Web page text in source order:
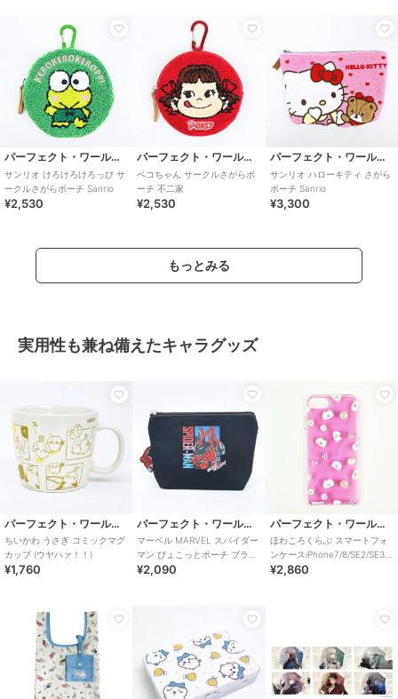
パーフェクト・ワールド・トーキョー
サンリオ けろけろけろっぴ サ
ークルさがらポーチ Sanrio
¥2,530
パーフェクト・ワールド・トーキョー
ペコちゃん サークルさがらポ
ーチ 不二家
¥2,530
パーフェクト・ワールド・トーキョー
サンリオ ハローキティ さがら
ポーチ Sanrio
¥3,300
もっとみる
実用性も兼ね備えたキャラグッズ
パーフェクト・ワールド・トーキョー
ちいかわ うさぎ コミックマグ
カップ (ウヤハァ！！)
¥1,760
パーフェクト・ワールド・トーキョー
マーベル MARVEL スパイダー
マン ぴょこっとポーチ ブラッ
ク
¥2,090
パーフェクト・ワールド・トーキョー
ほわころくらぶ スマートフォ
ンケースiPhone7/8/SE2/SE3
フルーツ スマホ カバー
¥2,860